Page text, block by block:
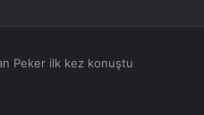
Peker ilk kez konuştu